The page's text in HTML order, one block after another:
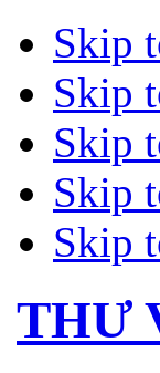
Skip
Skip
Skip
Skip
Skip
THƯ